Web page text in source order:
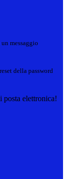
messaggio
della password
posta elettronica!